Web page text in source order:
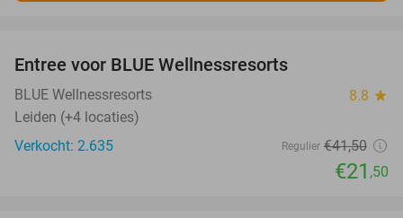
Entree voor BLUE Wellnessresorts
BLUE Wellnessresorts 8.8 star
Leiden (+4 locaties)
Verkocht: 2.635
Regulier €41,50
€21 ,50